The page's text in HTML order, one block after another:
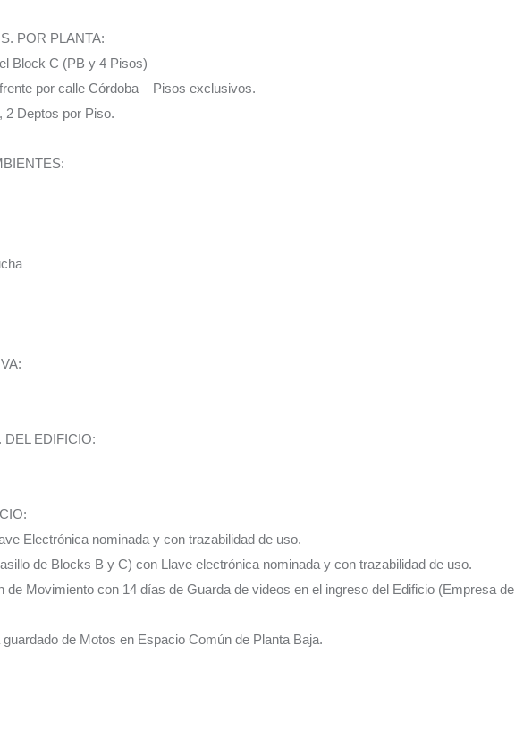
POR PLANTA:
Block C (PB y 4 Pisos)
por calle Córdoba – Pisos exclusivos.
2 Deptos por Piso.
EDIFICIO:
Electrónica nominada y con trazabilidad de uso.
de Blocks B y C) con Llave electrónica nominada y con trazabilidad de uso.
de Movimiento con 14 días de Guarda de videos en el ingreso del Edificio (Empresa de
de Motos en Espacio Común de Planta Baja.